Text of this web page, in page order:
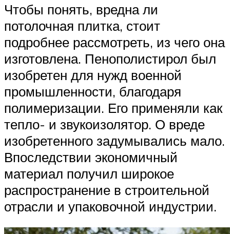
Чтобы понять, вредна ли
потолочная плитка, стоит
подробнее рассмотреть, из чего она
изготовлена. Пенополистирол был
изобретен для нужд военной
промышленности, благодаря
полимеризации. Его применяли как
тепло- и звукоизолятор. О вреде
изобретенного задумывались мало.
Впоследствии экономичный
материал получил широкое
распространение в строительной
отрасли и упаковочной индустрии.